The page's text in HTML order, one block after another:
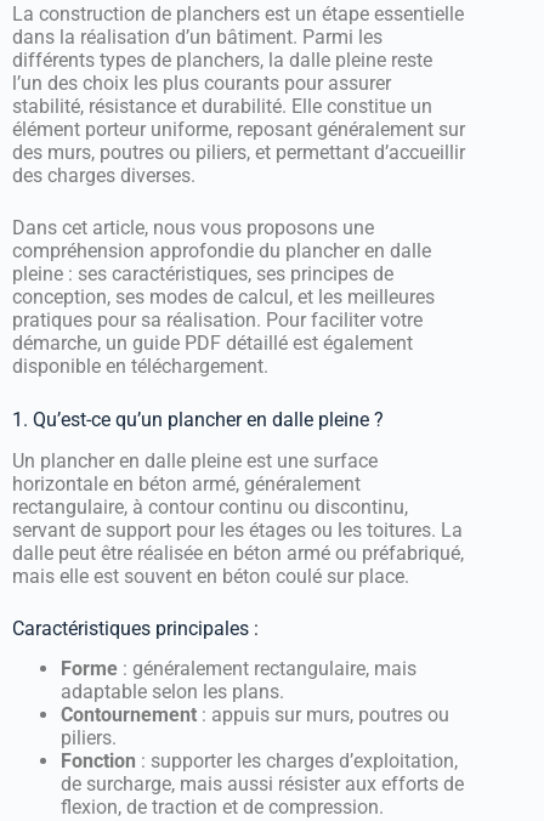
La construction de planchers est un étape essentielle
dans la réalisation d’un bâtiment. Parmi les
différents types de planchers, la dalle pleine reste
l’un des choix les plus courants pour assurer
stabilité, résistance et durabilité. Elle constitue un
élément porteur uniforme, reposant généralement sur
des murs, poutres ou piliers, et permettant d’accueillir
des charges diverses.
Dans cet article, nous vous proposons une
compréhension approfondie du plancher en dalle
pleine : ses caractéristiques, ses principes de
conception, ses modes de calcul, et les meilleures
pratiques pour sa réalisation. Pour faciliter votre
démarche, un guide PDF détaillé est également
disponible en téléchargement.
1. Qu’est-ce qu’un plancher en dalle pleine ?
Un plancher en dalle pleine est une surface
horizontale en béton armé, généralement
rectangulaire, à contour continu ou discontinu,
servant de support pour les étages ou les toitures. La
dalle peut être réalisée en béton armé ou préfabriqué,
mais elle est souvent en béton coulé sur place.
Caractéristiques principales :
Forme : généralement rectangulaire, mais
adaptable selon les plans.
Contournement : appuis sur murs, poutres ou
piliers.
Fonction : supporter les charges d’exploitation,
de surcharge, mais aussi résister aux efforts de
flexion, de traction et de compression.